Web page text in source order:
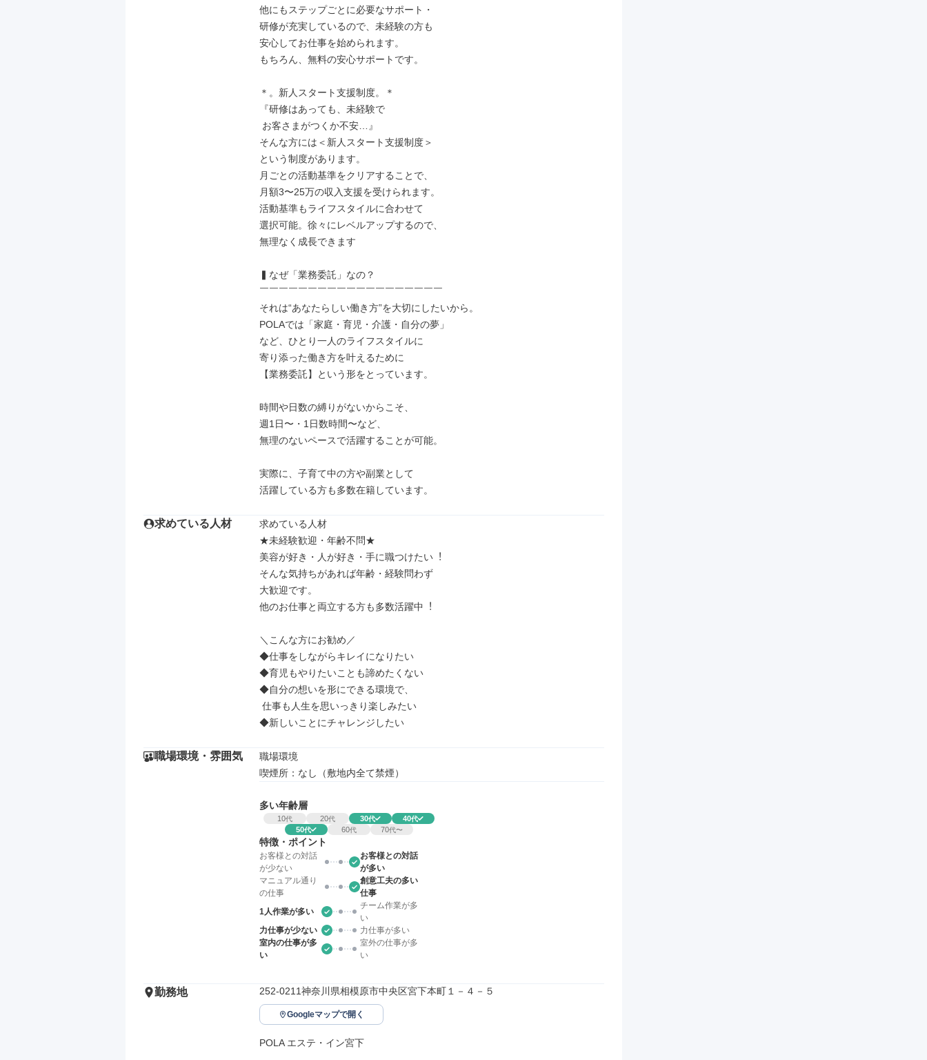
他にもステップごとに必要なサポート・
研修が充実しているので、未経験の⽅も
安⼼してお仕事を始められます。
もちろん、無料の安⼼サポートです。
＊。新⼈スタート⽀援制度。＊
『研修はあっても、未経験で
そんな⽅には＜新⼈スタート⽀援制度＞
という制度があります。
⽉ごとの活動基準をクリアすることで、
⽉額3〜25万の収⼊⽀援を受けられます。
活動基準もライフスタイルに合わせて
選択可能。徐々にレベルアップするので、
無理なく成⻑できます
▍なぜ「業務委託」なの？
￣￣￣￣￣￣￣￣￣￣￣￣￣￣￣￣￣￣￣
それは“あなたらしい働き⽅”を⼤切にしたいから。
POLAでは「家庭・育児・介護・⾃分の夢」
など、ひとり⼀⼈のライフスタイルに
寄り添った働き⽅を叶えるために
【業務委託】という形をとっています。
時間や⽇数の縛りがないからこそ、
週1⽇〜・1⽇数時間〜など、
無理のないペースで活躍することが可能。
実際に、⼦育て中の⽅や副業として
活躍している⽅も多数在籍しています。
求めている人材
求めている人材
★未経験歓迎・年齢不問★
美容が好き・⼈が好き・⼿に職つけたい︕
そんな気持ちがあれば年齢・経験問わず
⼤歓迎です。
他のお仕事と両⽴する⽅も多数活躍中︕
＼こんな方にお勧め／
◆仕事をしながらキレイになりたい
◆育児もやりたいことも諦めたくない
◆⾃分の想いを形にできる環境で、
◆新しいことにチャレンジしたい
職場環境・雰囲気
職場環境
喫煙所：なし（敷地内全て禁煙）
多い年齢層
10代 20代 30代 40代
50代 60代 70代〜
特徴・ポイント
お客様との対話
が少ない
お客様との対話
が多い
マニュアル通り
の仕事
創意工夫の多い
仕事
1人作業が多い
チーム作業が多
い
力仕事が少ない
力仕事が多い
室内の仕事が多
い
室外の仕事が多
い
勤務地 252-0211神奈川県相模原市中央区宮下本町１－４－５
Googleマップで開く
POLA エステ・イン宮下